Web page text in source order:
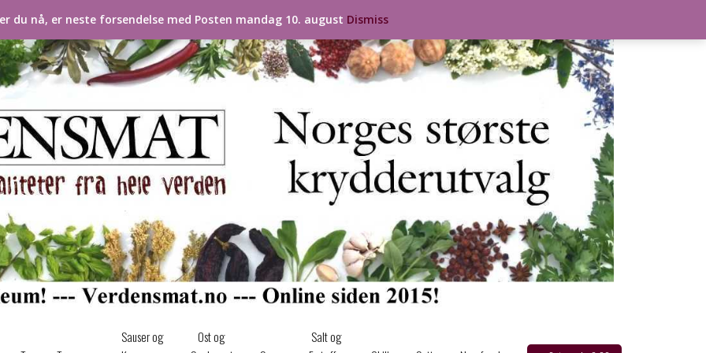
Sauser og
Ost og
Salt og
du nå, er neste forsendelse med Posten mandag 10. august Dismiss